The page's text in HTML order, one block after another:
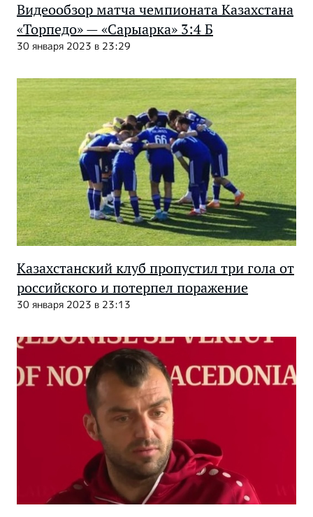
Видеообзор матча чемпионата Казахстана
«Торпедо» — «Сарыарка» 3:4 Б
30 января 2023 в 23:29
Казахстанский клуб пропустил три гола от
российского и потерпел поражение
30 января 2023 в 23:13